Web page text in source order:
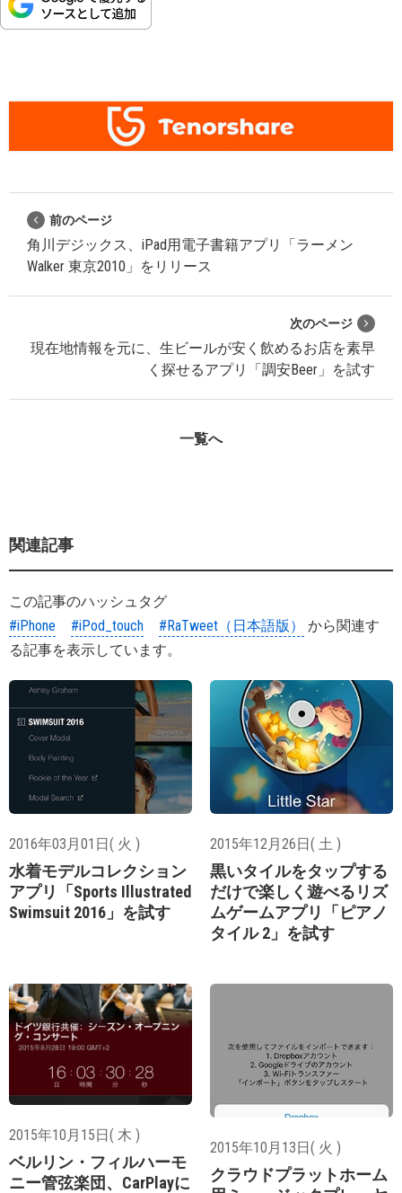
前のページ
角川デジックス、iPad用電子書籍アプリ「ラーメン
Walker 東京2010」をリリース
次のページ
現在地情報を元に、生ビールが安く飲めるお店を素早
く探せるアプリ「調安Beer」を試す
一覧へ
関連記事
この記事のハッシュタグ
#iPhone
#iPod_touch #RaTweet（日本語版）
から関連す
る記事を表示しています。
2016年03月01日( 火 )
水着モデルコレクション
アプリ「Sports Illustrated
Swimsuit 2016」を試す
2015年12月26日( 土 )
黒いタイルをタップする
だけで楽しく遊べるリズ
ムゲームアプリ「ピアノ
タイル 2」を試す
2015年10月15日( 木 )
ベルリン・フィルハーモ
ニー管弦楽団、CarPlayに
2015年10月13日( 火 )
クラウドプラットホーム